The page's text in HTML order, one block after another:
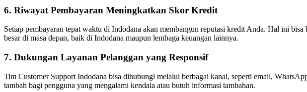
6. Riwayat Pembayaran Meningkatkan Skor Kredit
Setiap pembayaran tepat waktu di Indodana akan membangun reputasi kredit Anda. Hal ini
besar di masa depan, baik di Indodana maupun lembaga keuangan lainnya.
7. Dukungan Layanan Pelanggan yang Responsif
Tim Customer Support Indodana bisa dihubungi melalui berbagai kanal, seperti email,
tambah bagi pengguna yang mengalami kendala atau butuh informasi tambahan.